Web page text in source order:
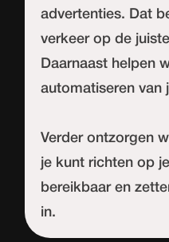
advertenties. Dat
verkeer op de
Daarnaast helpen
automatiseren van
Verder ontzorgen
je kunt richten op
bereikbaar en
in.